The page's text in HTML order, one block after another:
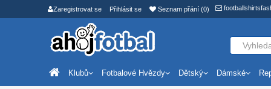
Zaregistrovat se Přihlásit se Seznam přání (0)
Klubů Fotbalové Hvězdy Dětský Dámské